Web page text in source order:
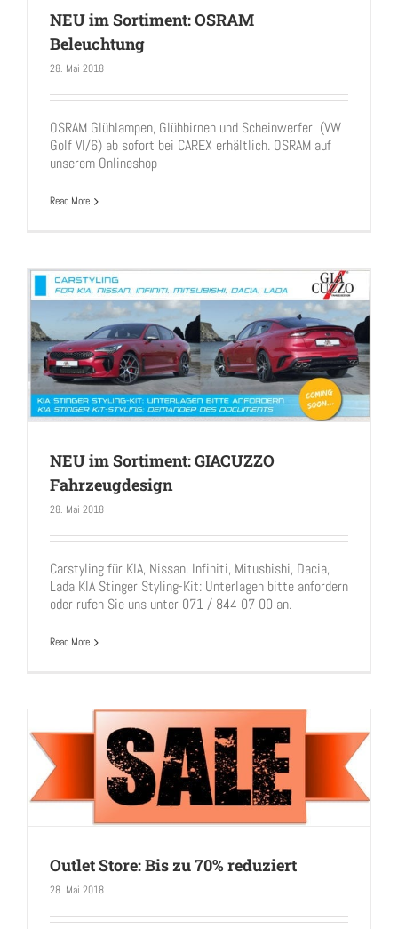
NEU im Sortiment: OSRAM
Beleuchtung
28. Mai 2018
OSRAM Glühlampen, Glühbirnen und Scheinwerfer (VW
Golf VI/6) ab sofort bei CAREX erhältlich. OSRAM auf
unserem Onlineshop
Read More
NEU im Sortiment: GIACUZZO
Fahrzeugdesign
28. Mai 2018
Carstyling für KIA, Nissan, Infiniti, Mitusbishi, Dacia,
Lada KIA Stinger Styling-Kit: Unterlagen bitte anfordern
oder rufen Sie uns unter 071 / 844 07 00 an.
Read More
Outlet Store: Bis zu 70% reduziert
28. Mai 2018